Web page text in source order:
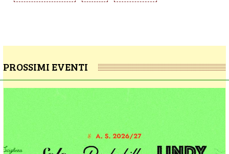
PROSSIMI EVENTI